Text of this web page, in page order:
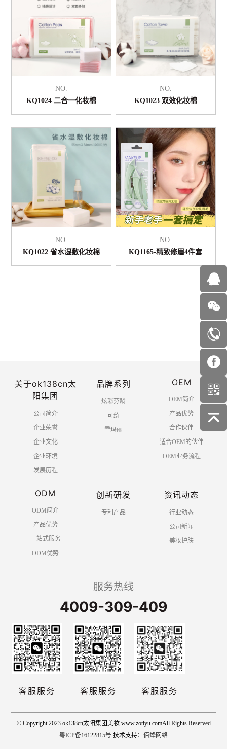
NO.
KQ1024 二合一化妆棉
NO.
KQ1023 双效化妆棉
NO.
KQ1022 省水湿敷化妆棉
NO.
KQ1165-精致修眉4件套
5 下一页
关于ok138cn太
阳集团
公司简介
企业荣誉
企业文化
企业环境
发展历程
品牌系列
炫彩芬龄
可绮
雪玛丽
OEM
OEM简介
产品优势
合作伙伴
适合OEM的伙伴
OEM业务流程
ODM
ODM简介
产品优势
一站式服务
ODM优势
创新研发
专利产品
资讯动态
行业动态
公司新闻
美妆护肤
服务热线
4009-309-409
客服服务 客服服务 客服服务
© Copyright 2023 ok138cn太阳集团美妆 www.zotiyu.comAll Rights Reserved
粤ICP备16122815号 技术支持： 佰蜂网络